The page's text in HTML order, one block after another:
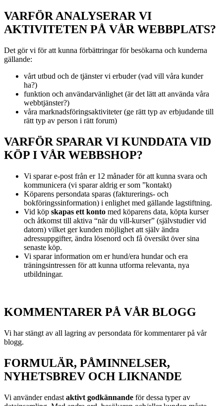
VARFÖR ANALYSERAR VI
AKTIVITETEN PÅ VÅR WEBBPLATS?
Det gör vi för att kunna förbättringar för besökarna och kunderna
gällande:
vårt utbud och de tjänster vi erbuder (vad vill våra kunder
ha?)
funktion och användarvänlighet (är det lätt att använda våra
webbtjänster?)
våra marknadsföringsaktiviteter (ge rätt typ av erbjudande till
rätt typ av person i rätt forum)
VARFÖR SPARAR VI KUNDDATA VID
KÖP I VÅR WEBBSHOP?
Vi sparar e-post från er 12 månader för att kunna svara och
kommunicera (vi sparar aldrig er som ”kontakt)
Köparens persondata sparas (fakturerings- och
bokföringssinformation) i enlighet med gällande lagstiftning.
Vid köp skapas ett konto med köparens data, köpta kurser
och åtkomst till aktiva “när du vill-kurser” (självstudier vid
datorn) vilket ger kunden möjlighet att själv ändra
adressuppgifter, ändra lösenord och få översikt över sina
senaste köp.
Vi sparar information om er hund/era hundar och era
träningsintressen för att kunna utforma relevanta, nya
utbildningar.
KOMMENTARER PÅ VÅR BLOGG
Vi har stängt av all lagring av persondata för kommentarer på vår
blogg.
FORMULÄR, PÅMINNELSER,
NYHETSBREV OCH LIKNANDE
Vi använder endast aktivt godkännande för dessa typer av